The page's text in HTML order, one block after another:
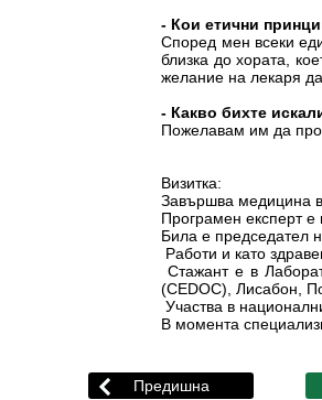
- Кои етични
Според мен всеки
близка до хората,
желание на лекаря
- Какво бихте
Пожелавам им да
Визитка:
Завършва медицина
Програмен експерт
Била е председател
Работи и като
Стажант е в
(СЕDOC), Лисабон,
Участва в
В момента